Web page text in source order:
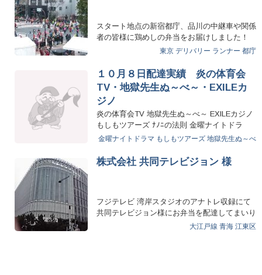
スタート地点の新宿都庁、品川の中継車や関係
者の皆様に鶏めしの弁当をお届けしました！
東京マラソンのコース…東京 デリバリー ランナー 都庁
１０月８日配達実績 炎の体育会
TV・地獄先生ぬ～べ～・EXILEカ
ジノ
炎の体育会TV 地獄先生ぬ～べ～ EXILEカジノ
もしもツアーズ ﾅﾉﾆの法則 金曜ナイトドラ
マ 黒服物語 …
金曜ナイトドラマ もしもツアーズ 地獄先生ぬ～べ
株式会社 共同テレビジョン 様
フジテレビ 湾岸スタジオのアナトレ収録にて
共同テレビジョン様にお弁当を配達してまいり
大江戸線 青海 江東区